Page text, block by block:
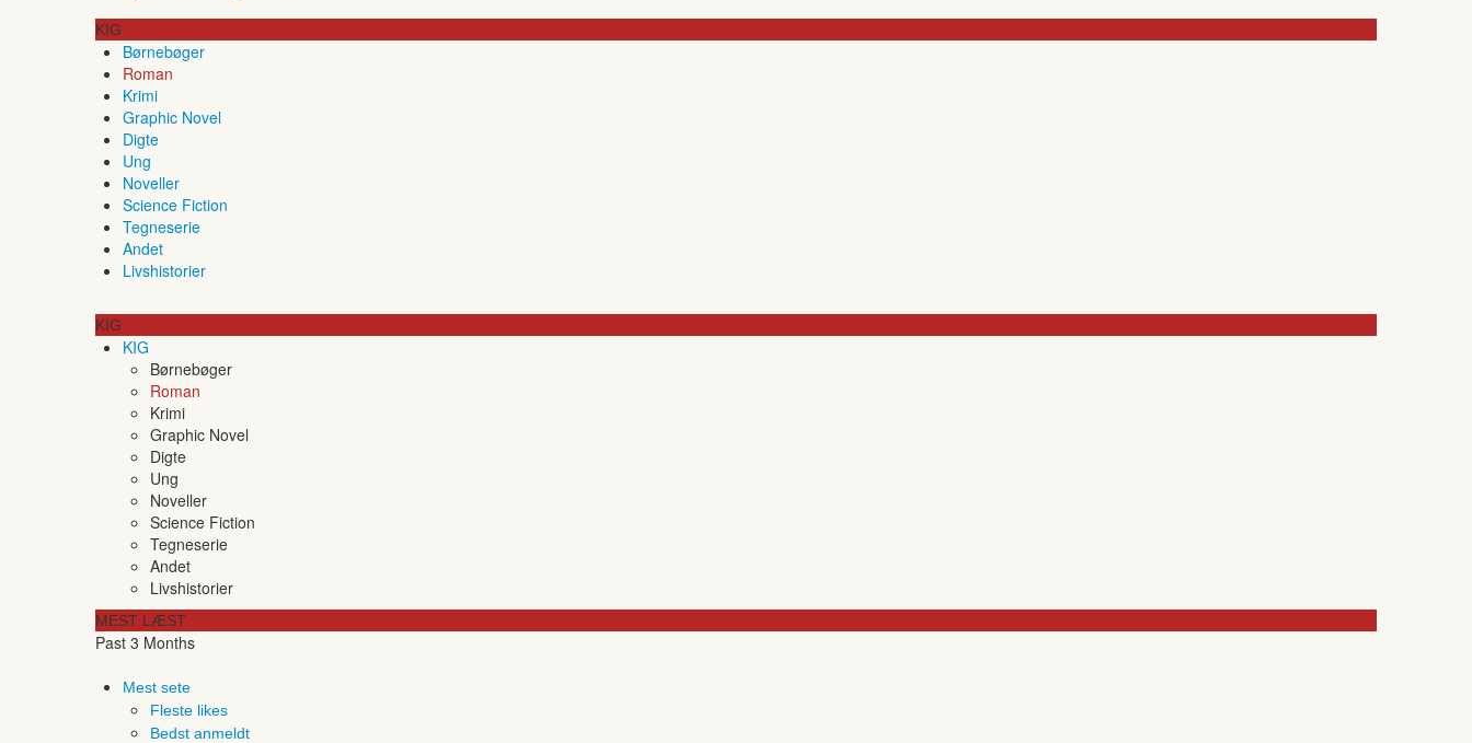
KIG
Børnebøger
Roman
Krimi
Graphic Novel
Digte
Ung
Noveller
Science Fiction
Tegneserie
Andet
Livshistorier
KIG
KIG
Børnebøger
Roman
Krimi
Graphic Novel
Digte
Ung
Noveller
Science Fiction
Tegneserie
Andet
Livshistorier
MEST LÆST
Past 3 Months
Mest sete
Fleste likes
Bedst anmeldt